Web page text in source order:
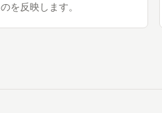
のを反映します。